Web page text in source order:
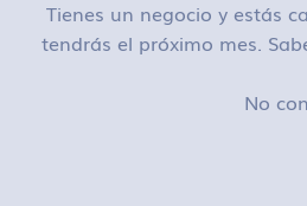
Tienes un negocio y estás
tendrás el próximo mes.
No